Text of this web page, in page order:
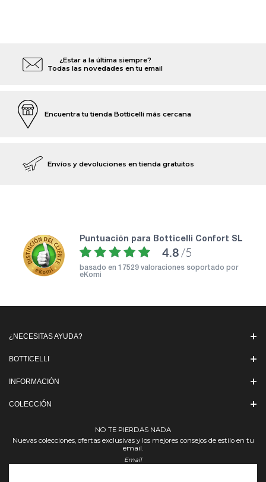
¿Estar a la última siempre?
Todas las novedades en tu email
Encuentra tu tienda Botticelli más cercana
Envíos y devoluciones en tienda gratuitos
puntuación para Botticelli Confort SL
4.8 /5
basado en 17529 valoraciones soportado por
eKomi
¿NECESITAS AYUDA?
BOTTICELLI
INFORMACIÓN
COLECCIÓN
NO TE PIERDAS NADA
Nuevas colecciones, ofertas exclusivas y los mejores consejos de estilo en tu
email.
Email